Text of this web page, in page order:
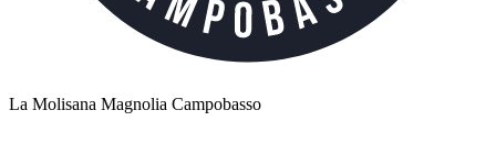
La Molisana Magnolia Campobasso